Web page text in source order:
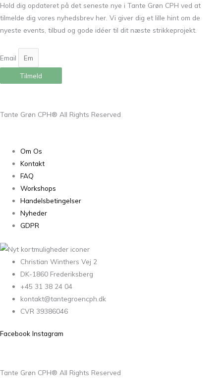
Hold dig opdateret på det seneste nye i Tante Grøn CPH ved at
tilmelde dig vores nyhedsbrev her. Vi giver dig et lille hint om de
nyeste events, tilbud og gode idéer til dit næste strikkeprojekt.
Email
Tilmeld
Tante Grøn CPH® All Rights Reserved
Om Os
Kontakt
FAQ
Workshops
Handelsbetingelser
Nyheder
GDPR
Christian Winthers Vej 2
DK-1860 Frederiksberg
+45 31 38 24 04
kontakt@tantegroencph.dk
CVR 39386046
Facebook Instagram
Tante Grøn CPH® All Rights Reserved